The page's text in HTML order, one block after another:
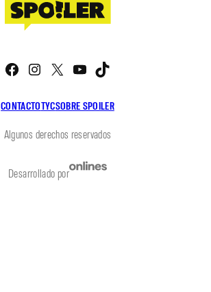
CONTACTOTYCSOBRE SPOILER
Facebook
Instagram
X YouTube
Algunos derechos reservados
Desarrollado por